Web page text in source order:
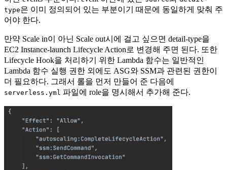
type은 이미 정의되어 있는 부분이기 때문에 동일하게 맞춰 주
어야 한다.
만약 Scale in이 아닌 Scale out시에 걸고 싶으면 detail-type을
EC2 Instance-launch Lifecycle Action로 변경해 주면 된다. 또한
Lifecycle Hook을 처리하기 위한 Lambda 함수는 일반적인
Lambda 함수 실행 권한 외에도 ASG와 SSM과 관련된 권한이
더 필요하다. 그래서 롤을 먼저 만들어 준 다음에
serverless.yml 파일에 role을 명시해서 추가해 준다.